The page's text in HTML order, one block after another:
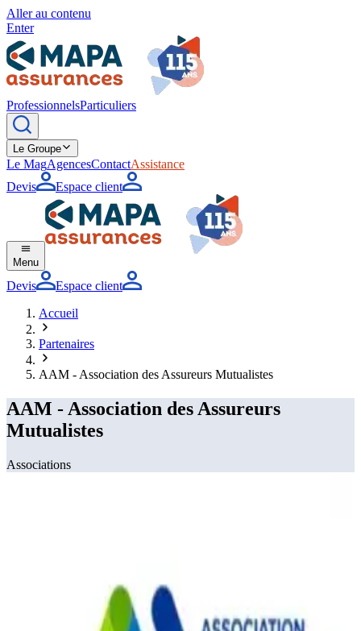
Aller au contenu
Enter
ProfessionnelsParticuliers
Le Groupe
Le MagAgencesContactAssistance
Devis
Espace client
Menu
Devis
Espace client
Accueil
Partenaires
AAM - Association des Assureurs Mutualistes
AAM - Association des Assureurs
Mutualistes
Associations